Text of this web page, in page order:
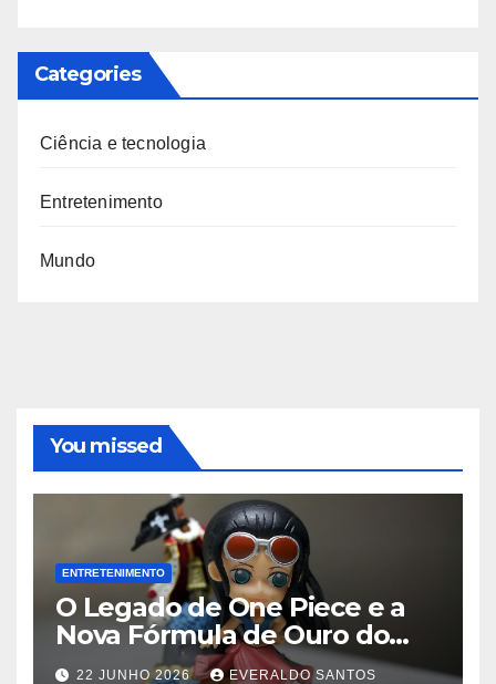
Categories
Ciência e tecnologia
Entretenimento
Mundo
You missed
ENTRETENIMENTO
O Legado de One Piece e a
Nova Fórmula de Ouro do
Streaming
22 JUNHO 2026 EVERALDO SANTOS